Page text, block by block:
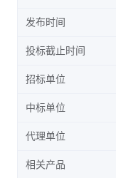
发布时间
投标截止时间
招标单位
中标单位
代理单位
相关产品